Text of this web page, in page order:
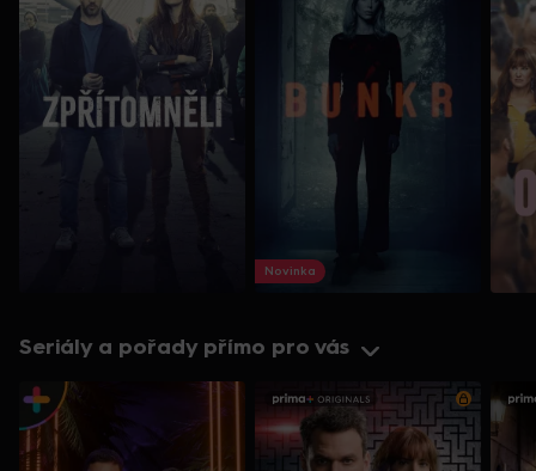
Novinka
Seriály a pořady přímo pro vás